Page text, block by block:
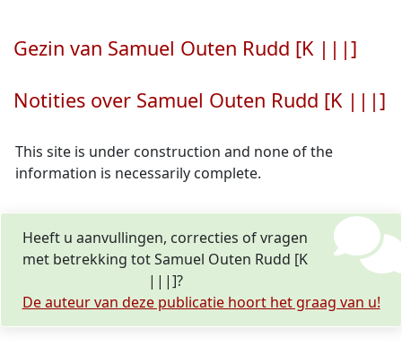
Gezin van Samuel Outen Rudd [K |||]
Notities over Samuel Outen Rudd [K |||]
This site is under construction and none of the
information is necessarily complete.
Heeft u aanvullingen, correcties of vragen
met betrekking tot Samuel Outen Rudd [K
|||]?
De auteur van deze publicatie hoort het graag van u!